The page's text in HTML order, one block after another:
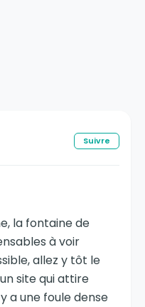
Suivre
la fontaine de
à voir
allez y tôt le
site qui attire
a une foule dense